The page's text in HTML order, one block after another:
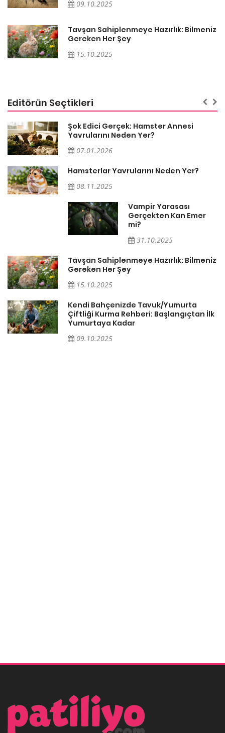
09.10.2025
Tavşan Sahiplenmeye Hazırlık: Bilmeniz
Gereken Her Şey
15.10.2025
Editörün Seçtikleri
Şok Edici Gerçek: Hamster Annesi
Yavrularını Neden Yer?
07.01.2026
Hamsterlar Yavrularını Neden Yer?
08.11.2025
Vampir Yarasası
Gerçekten Kan Emer
mi?
31.10.2025
Tavşan Sahiplenmeye Hazırlık: Bilmeniz
Gereken Her Şey
15.10.2025
Kendi Bahçenizde Tavuk/Yumurta
Çiftliği Kurma Rehberi: Başlangıçtan İlk
Yumurtaya Kadar
09.10.2025